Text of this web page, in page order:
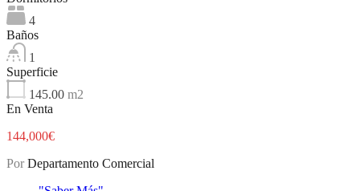
4
Baños
1
Superficie
145.00 m2
En Venta
144,000€
Por Departamento Comercial